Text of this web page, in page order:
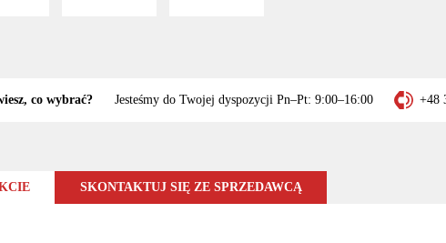
co wybrać? Jesteśmy do Twojej dyspozycji Pn–Pt: 9:00–16:00 +48
SKONTAKTUJ SIĘ ZE SPRZEDAWCĄ